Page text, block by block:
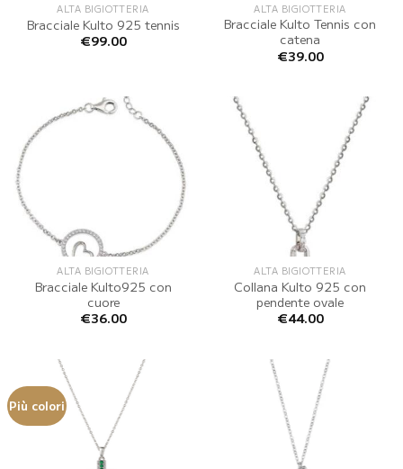
ALTA BIGIOTTERIA
Bracciale Kulto 925 tennis
€99.00
ALTA BIGIOTTERIA
Bracciale Kulto Tennis con
catena
€39.00
ALTA BIGIOTTERIA
Bracciale Kulto925 con
cuore
€36.00
ALTA BIGIOTTERIA
Collana Kulto 925 con
pendente ovale
€44.00
Più colori